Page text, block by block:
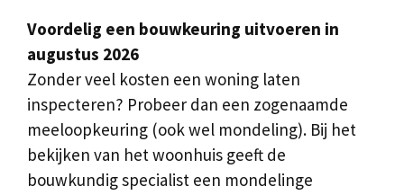
Voordelig een bouwkeuring uitvoeren in
augustus 2026
Zonder veel kosten een woning laten
inspecteren? Probeer dan een zogenaamde
meeloopkeuring (ook wel mondeling). Bij het
bekijken van het woonhuis geeft de
bouwkundig specialist een mondelinge